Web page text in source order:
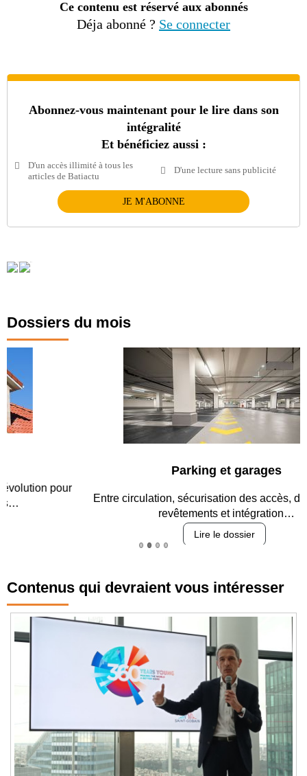
Ce contenu est réservé aux abonnés
Déja abonné ? Se connecter
Abonnez-vous maintenant pour le lire dans son
intégralité
Et bénéficiez aussi :
D'un accès illimité à tous les
articles de Batiactu
D'une lecture sans publicité
JE M'ABONNE
Dossiers du mois
Parking et garages
Entre circulation, sécurisation des accès, durabilité des
revêtements et intégration…
Contenus qui devraient vous intéresser